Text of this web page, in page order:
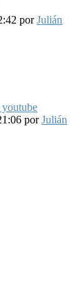
porJulián
porJulián